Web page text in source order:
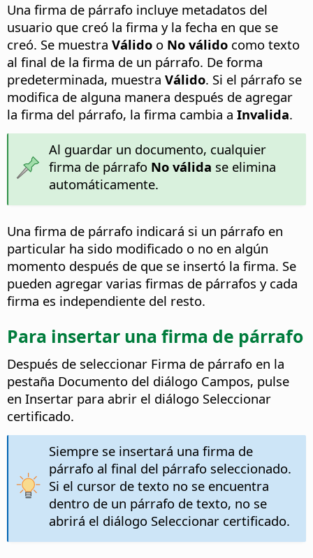
Una firma de párrafo incluye metadatos del
usuario que creó la firma y la fecha en que se
creó. Se muestra Válido o No válido como texto
al final de la firma de un párrafo. De forma
predeterminada, muestra Válido. Si el párrafo se
modifica de alguna manera después de agregar
la firma del párrafo, la firma cambia a Invalida.
Al guardar un documento, cualquier
firma de párrafo No válida se elimina
automáticamente.
Una firma de párrafo indicará si un párrafo en
particular ha sido modificado o no en algún
momento después de que se insertó la firma. Se
pueden agregar varias firmas de párrafos y cada
firma es independiente del resto.
Para insertar una firma de párrafo
Después de seleccionar Firma de párrafo en la
pestaña Documento del diálogo Campos, pulse
en Insertar para abrir el diálogo Seleccionar
certificado.
Siempre se insertará una firma de
párrafo al final del párrafo seleccionado.
Si el cursor de texto no se encuentra
dentro de un párrafo de texto, no se
abrirá el diálogo Seleccionar certificado.